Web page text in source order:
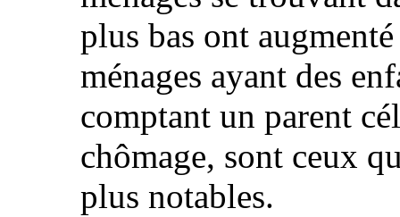
plus bas ont
ménages ayant des
comptant un parent
chômage, sont ceux
plus notables.